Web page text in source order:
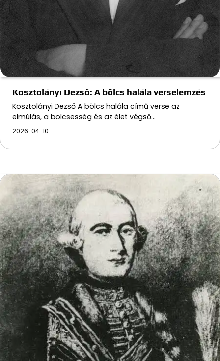
Kosztolányi Dezső: A bölcs halála verselemzés
Kosztolányi Dezső A bölcs halála című verse az
elmúlás, a bölcsesség és az élet végső…
2026-04-10